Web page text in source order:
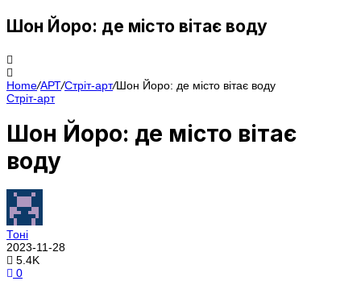
Шон Йоро: де місто вітає воду
Home/АРТ/Стріт-арт/Шон Йоро: де місто вітає воду
Стріт-арт
Шон Йоро: де місто вітає
воду
Тоні
2023-11-28
5.4K
0